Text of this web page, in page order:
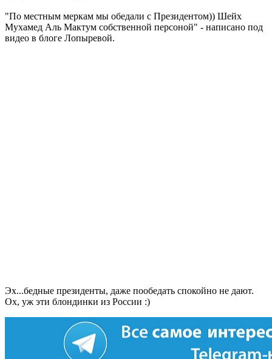
"По местным меркам мы обедали с Президентом)) Шейх
Мухамед Аль Мактум собственной персоной" - написано под
видео в блоге Лопыревой.
Эх...бедные президенты, даже пообедать спокойно не дают.
Ох, уж эти блондинки из России :)